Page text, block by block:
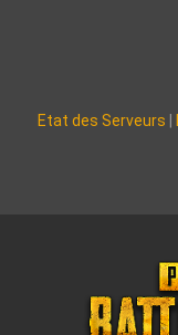
Etat des Serveurs